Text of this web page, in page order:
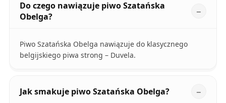
Do czego nawiązuje piwo Szatańska
Obelga?
Piwo Szatańska Obelga nawiązuje do klasycznego
belgijskiego piwa strong – Duvela.
Jak smakuje piwo Szatańska Obelga?